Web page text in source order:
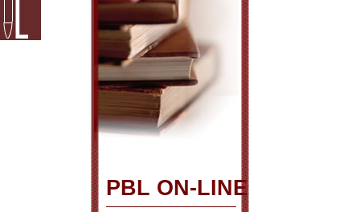
PBL ON-LINE